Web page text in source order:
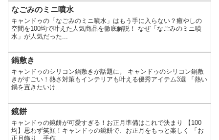
なごみのミニ噴水
キャンドゥの「なごみのミニ噴水」はもう手に入らない？癒やしの
空間を100均で叶えた人気商品を徹底解説！ なぜ「なごみのミニ噴
水」が人気だった...
鍋敷き
キャンドゥのシリコン鍋敷きが話題に。 キャンドゥのシリコン鍋敷
きがすごい！熱さ対策もインテリアも叶える優秀アイテム3選 「熱い
鍋を置きたいけ...
鏡餅
キャンドゥの鏡餅が可愛すぎる！お正月準備はこれで決まり 【100
均】思わず笑顔！キャンドゥの鏡餅で、お正月をもっと楽しく 「お
正月飾り、手作...